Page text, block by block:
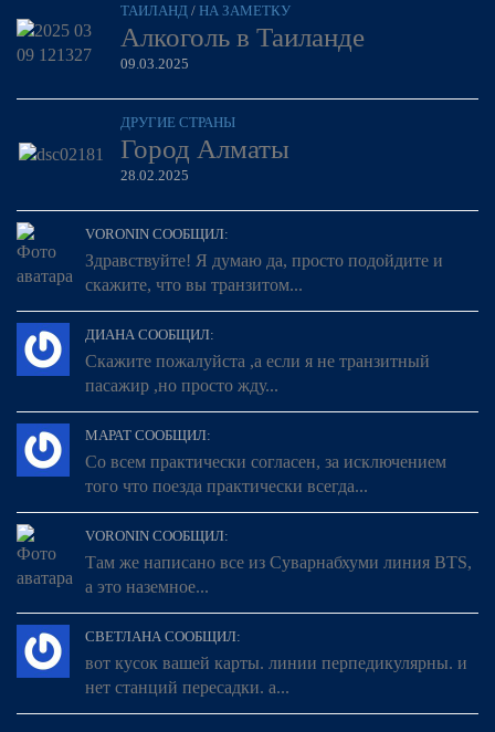
ТАИЛАНД / НА ЗАМЕТКУ
Алкоголь в Таиланде
09.03.2025
ДРУГИЕ СТРАНЫ
Город Алматы
28.02.2025
VORONIN СООБЩИЛ:
Здравствуйте! Я думаю да, просто подойдите и
скажите, что вы транзитом...
ДИАНА СООБЩИЛ:
Скажите пожалуйста ,а если я не транзитный
пасажир ,но просто жду...
МАРАТ СООБЩИЛ:
Со всем практически согласен, за исключением
того что поезда практически всегда...
VORONIN СООБЩИЛ:
Там же написано все из Суварнабхуми линия BTS,
а это наземное...
СВЕТЛАНА СООБЩИЛ:
вот кусок вашей карты. линии перпедикулярны. и
нет станций пересадки. а...